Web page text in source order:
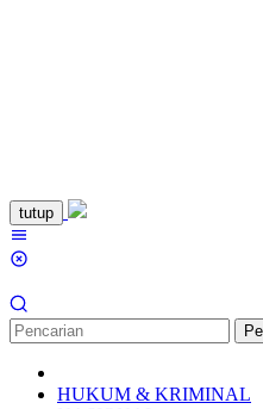
Loncat
ke
konten
tutup
HUKUM & KRIMINAL